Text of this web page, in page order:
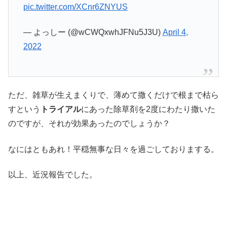
pic.twitter.com/XCnr6ZNYUS
— よっしー (@wCWQxwhJFNu5J3U) April 4,
2022
ただ、雑草が生えまくりで、薄めて撒くだけで根まで枯ら
すという
トライアルにあった除草剤を2度にわたり撒いた
のですが、それが効果あったのでしょうか？
なにはともあれ！平穏無事な日々を過ごしておりまする。
以上、近況報告でした。